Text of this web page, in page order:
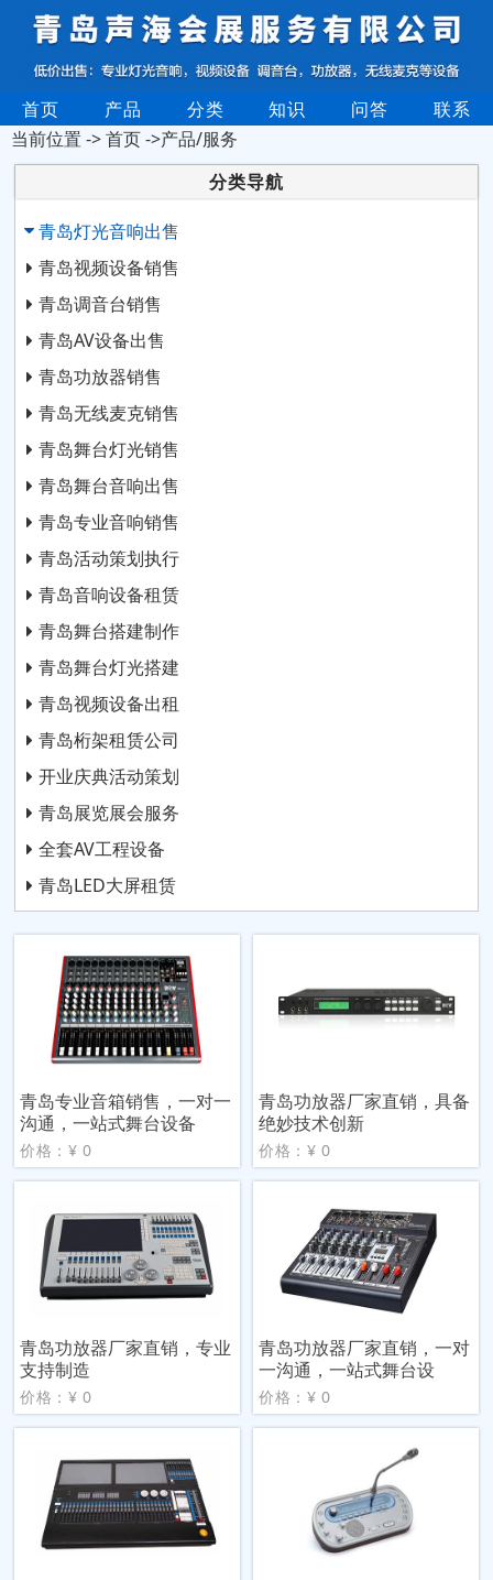
首页 产品 分类 知识 问答
联系
当前位置 ->首页->产品/服务
分类导航
青岛灯光音响出售
青岛视频设备销售
青岛调音台销售
青岛AV设备出售
青岛功放器销售
青岛无线麦克销售
青岛舞台灯光销售
青岛舞台音响出售
青岛专业音响销售
青岛活动策划执行
青岛音响设备租赁
青岛舞台搭建制作
青岛舞台灯光搭建
青岛视频设备出租
青岛桁架租赁公司
开业庆典活动策划
青岛展览展会服务
全套AV工程设备
青岛LED大屏租赁
青岛专业音箱销售，一对一
沟通，一站式舞台设备
价格：¥ 0
青岛功放器厂家直销，具备
绝妙技术创新
价格：¥ 0
青岛功放器厂家直销，专业
支持制造
价格：¥ 0
青岛功放器厂家直销，一对
一沟通，一站式舞台设
价格：¥ 0